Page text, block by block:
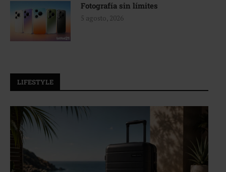
Fotografía sin límites
5 agosto, 2026
LIFESTYLE